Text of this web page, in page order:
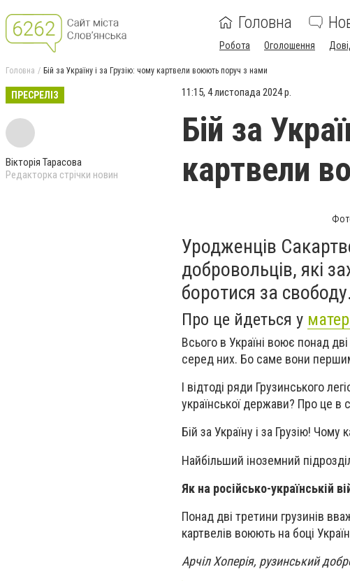
Головна
Робота Оголошення
Головна Бій за Україну і за Грузію: чому картвели воюють поруч з нами
ПРЕСРЕЛІЗ
Вікторія Тарасова
Редакторка стрічки новин
11:15, 4 листопада 2024 р.
Бій за
картвели
Уродженців
добровольців, які
боротися за свободу.
Про це йдеться у
Всього в Україні воює понад
серед них. Бо саме вони
І відтоді ряди Грузинського
української держави? Про це в
Бій за Україну і за Грузію!
Найбільший іноземний
Як на російсько-українській
Понад дві третини грузинів
картвелів воюють на боці
Арчіл Хоперія, рузинський